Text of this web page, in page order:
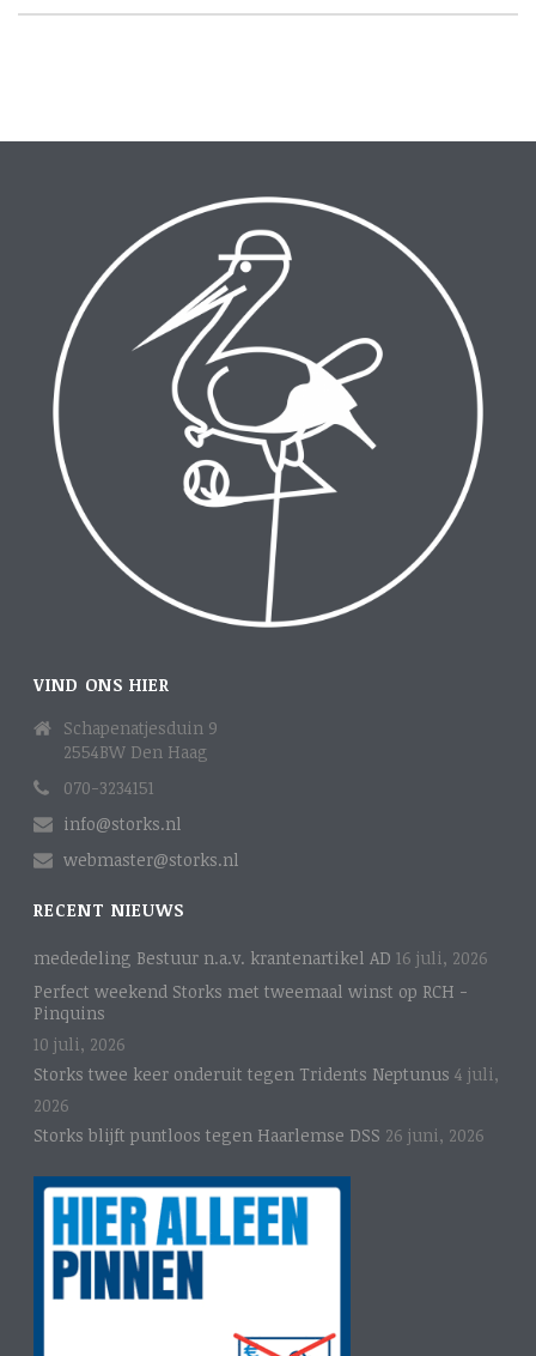
VIND ONS HIER
Schapenatjesduin 9
2554BW Den Haag
070-3234151
info@storks.nl
webmaster@storks.nl
RECENT NIEUWS
mededeling Bestuur n.a.v. krantenartikel AD 16 juli, 2026
Perfect weekend Storks met tweemaal winst op RCH -
Pinquins
10 juli, 2026
Storks twee keer onderuit tegen Tridents Neptunus 4 juli,
2026
Storks blijft puntloos tegen Haarlemse DSS 26 juni, 2026